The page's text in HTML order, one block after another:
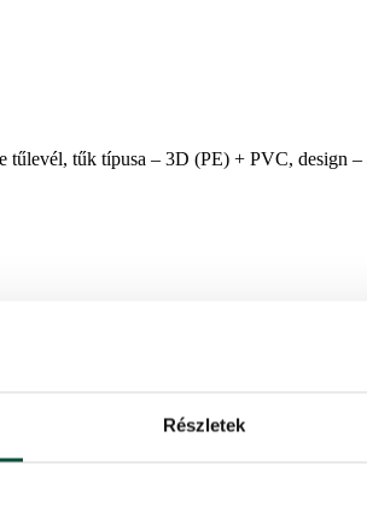
Részletek
tűlevél, tűk típusa – 3D (PE) + PVC,
színű, hiteles fenyőtűivel egyedülálló. Az
teszi az élőtől.
rendszerrel rendelkezik, amely